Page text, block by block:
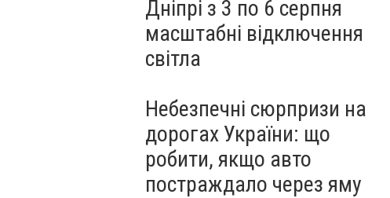
Дніпрі з 3 по 6 серпня
масштабні відключення
світла
Небезпечні сюрпризи на
дорогах України: що
робити, якщо авто
постраждало через яму